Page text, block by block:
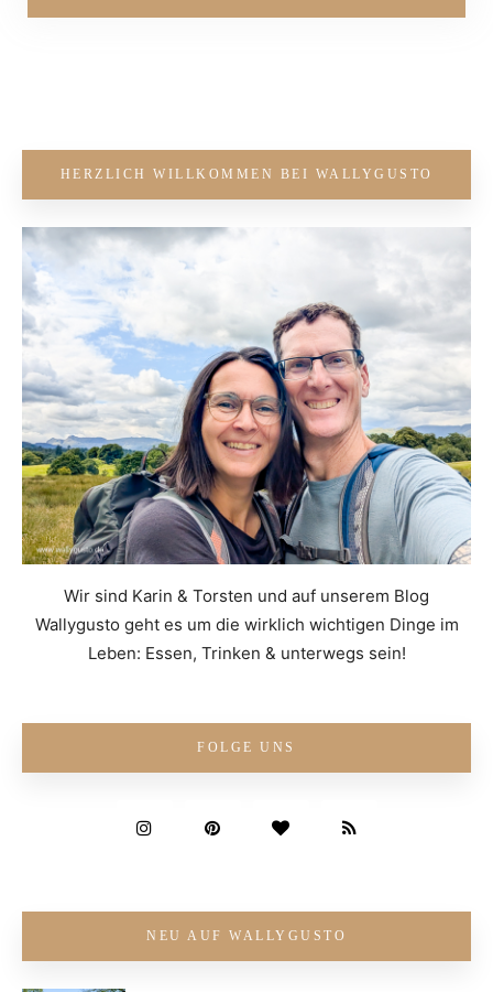
HERZLICH WILLKOMMEN BEI WALLYGUSTO
Wir sind Karin & Torsten und auf unserem Blog
Wallygusto geht es um die wirklich wichtigen Dinge im
Leben: Essen, Trinken & unterwegs sein!
FOLGE UNS
NEU AUF WALLYGUSTO